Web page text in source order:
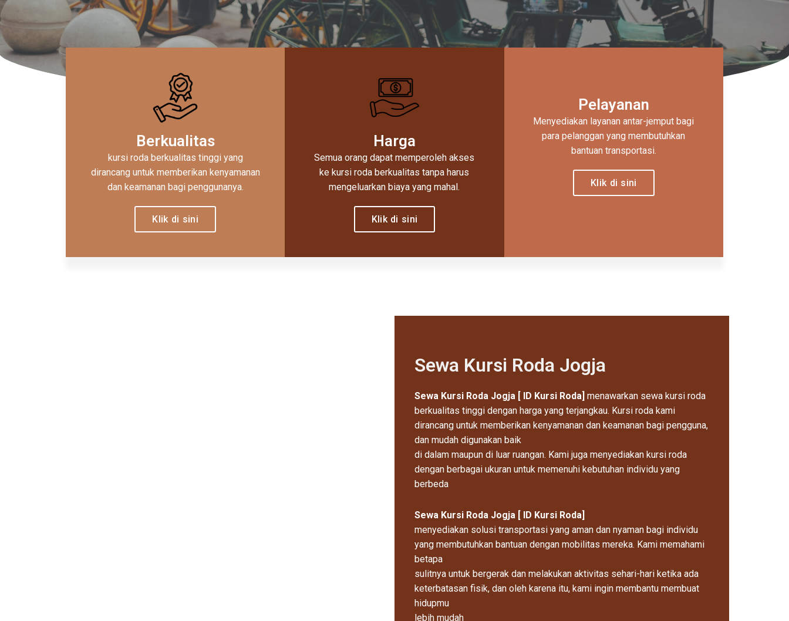
Berkualitas
kursi roda berkualitas tinggi yang
dirancang untuk memberikan kenyamanan
dan keamanan bagi penggunanya.
Klik di sini
Harga
Semua orang dapat memperoleh akses
ke kursi roda berkualitas tanpa harus
mengeluarkan biaya yang mahal.
Klik di sini
Pelayanan
Menyediakan layanan antar-jemput bagi
para pelanggan yang membutuhkan
bantuan transportasi.
Klik di sini
Sewa Kursi Roda Jogja
Sewa Kursi Roda Jogja [ ID Kursi Roda] menawarkan sewa kursi roda
berkualitas tinggi dengan harga yang terjangkau. Kursi roda kami
dirancang untuk memberikan kenyamanan dan keamanan bagi pengguna,
dan mudah digunakan baik
di dalam maupun di luar ruangan. Kami juga menyediakan kursi roda
dengan berbagai ukuran untuk memenuhi kebutuhan individu yang
berbeda
Sewa Kursi Roda Jogja [ ID Kursi Roda]
menyediakan solusi transportasi yang aman dan nyaman bagi individu
yang membutuhkan bantuan dengan mobilitas mereka. Kami memahami
betapa
sulitnya untuk bergerak dan melakukan aktivitas sehari-hari ketika ada
keterbatasan fisik, dan oleh karena itu, kami ingin membantu membuat
hidupmu
lebih mudah